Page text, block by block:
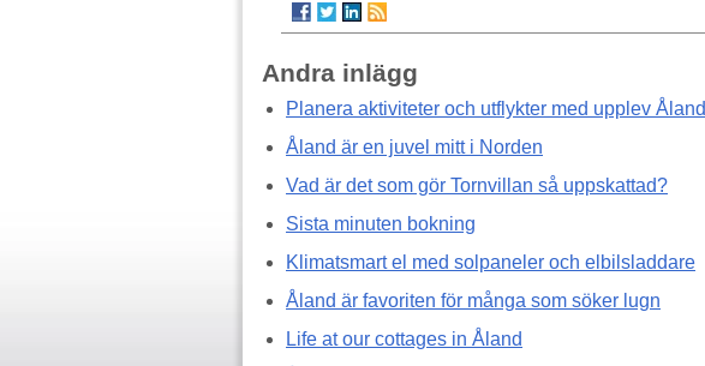
Andra inlägg
Planera aktiviteter och utflykter med upplev Åland
Åland är en juvel mitt i Norden
Vad är det som gör Tornvillan så uppskattad?
Sista minuten bokning
Klimatsmart el med solpaneler och elbilsladdare
Åland är favoriten för många som söker lugn
Life at our cottages in Åland